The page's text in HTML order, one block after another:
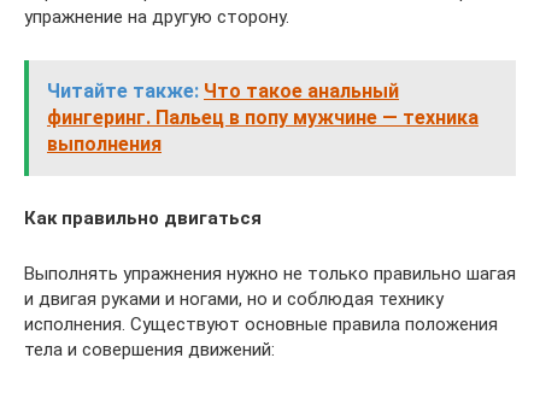
упражнение на другую сторону.
Читайте также: Что такое анальный
фингеринг. Пальец в попу мужчине — техника
выполнения
Как правильно двигаться
Выполнять упражнения нужно не только правильно шагая
и двигая руками и ногами, но и соблюдая технику
исполнения. Существуют основные правила положения
тела и совершения движений: